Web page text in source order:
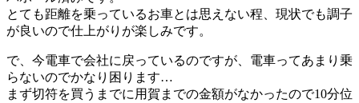
とても距離を乗っているお車とは思えない程、現状でも調子
が良いので仕上がりが楽しみです。
で、今電車で会社に戻っているのですが、電車ってあまり乗
らないのでかなり困ります…
まず切符を買うまでに用賀までの金額がなかったので10分位